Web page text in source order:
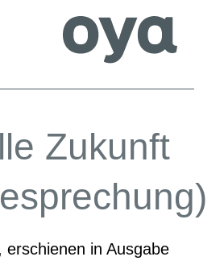
Zukunft
erschienen in Ausgabe